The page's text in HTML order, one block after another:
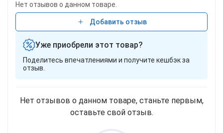
Нет отзывов о данном товаре.
Добавить отзыв
Уже приобрели этот товар?
Поделитесь впечатлениями и получите кешбэк за
отзыв.
Нет отзывов о данном товаре, станьте первым,
оставьте свой отзыв.